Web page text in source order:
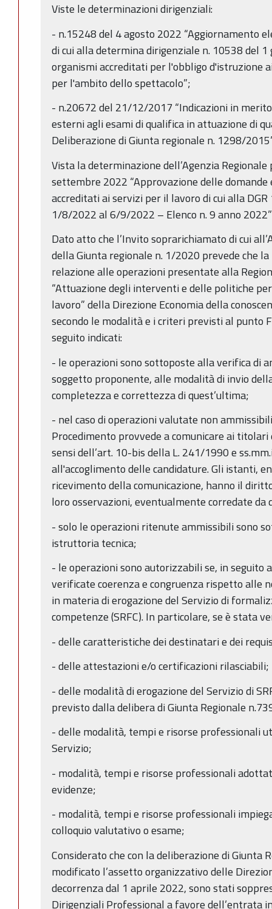
Viste le determinazioni dirigenziali:
- n.15248 del 4 agosto 2022 “Aggiornamento
di cui alla determina dirigenziale n. 10538 del
organismi accreditati per l'obbligo d'istruzione
per l'ambito dello spettacolo”;
- n.20672 del 21/12/2017 “Indicazioni in
esterni agli esami di qualifica in attuazione di
Deliberazione di Giunta regionale n. 1298/
Vista la determinazione dell’Agenzia
settembre 2022 “Approvazione delle
accreditati ai servizi per il lavoro di cui alla
1/8/2022 al 6/9/2022 – Elenco n. 9 anno
Dato atto che l’Invito soprarichiamato di cui
della Giunta regionale n. 1/2020 prevede che
relazione alle operazioni presentate alla
“Attuazione degli interventi e delle politiche
lavoro” della Direzione Economia della
secondo le modalità e i criteri previsti al punto
seguito indicati:
- le operazioni sono sottoposte alla verifica di
soggetto proponente, alle modalità di invio
completezza e correttezza di quest’ultima;
- nel caso di operazioni valutate non
Procedimento provvede a comunicare ai
sensi dell’art. 10-bis della L. 241/1990 e
all'accoglimento delle candidature. Gli istanti,
ricevimento della comunicazione, hanno il
loro osservazioni, eventualmente corredate da
- solo le operazioni ritenute ammissibili sono
istruttoria tecnica;
- le operazioni sono autorizzabili se, in seguito
verificate coerenza e congruenza rispetto alle
in materia di erogazione del Servizio di
competenze (SRFC). In particolare, se è stata
- delle caratteristiche dei destinatari e dei
- delle attestazioni e/o certificazioni rilasciabili;
- delle modalità di erogazione del Servizio di
previsto dalla delibera di Giunta Regionale
- delle modalità, tempi e risorse professionali
Servizio;
- modalità, tempi e risorse professionali
evidenze;
- modalità, tempi e risorse professionali
colloquio valutativo o esame;
Considerato che con la deliberazione di Giunta
modificato l’assetto organizzativo delle
decorrenza dal 1 aprile 2022, sono stati
Dirigenziali Professional a favore dell’entrata